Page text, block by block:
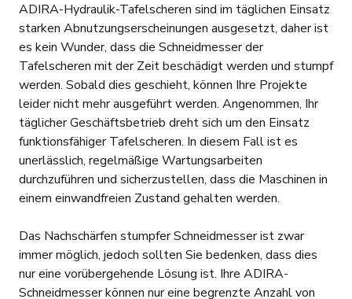
ADIRA-Hydraulik-Tafelscheren sind im täglichen Einsatz
starken Abnutzungserscheinungen ausgesetzt, daher ist
es kein Wunder, dass die Schneidmesser der
Tafelscheren mit der Zeit beschädigt werden und stumpf
werden. Sobald dies geschieht, können Ihre Projekte
leider nicht mehr ausgeführt werden. Angenommen, Ihr
täglicher Geschäftsbetrieb dreht sich um den Einsatz
funktionsfähiger Tafelscheren. In diesem Fall ist es
unerlässlich, regelmäßige Wartungsarbeiten
durchzuführen und sicherzustellen, dass die Maschinen in
einem einwandfreien Zustand gehalten werden.
Das Nachschärfen stumpfer Schneidmesser ist zwar
immer möglich, jedoch sollten Sie bedenken, dass dies
nur eine vorübergehende Lösung ist. Ihre ADIRA-
Schneidmesser können nur eine begrenzte Anzahl von